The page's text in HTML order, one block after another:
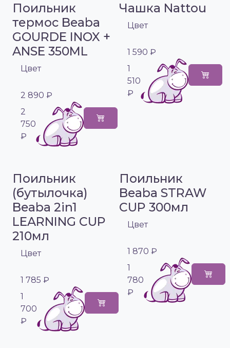
Поильник
термос Beaba
GOURDE INOX +
ANSE 350ML
Цвет
2 890 ₽
2
750
₽
Чашка Nattou
Цвет
1 590 ₽
1
510
₽
Поильник
(бутылочка)
Beaba 2in1
LEARNING CUP
210мл
Цвет
1 785 ₽
1
700
₽
Поильник
Beaba STRAW
CUP 300мл
Цвет
1 870 ₽
1
780
₽